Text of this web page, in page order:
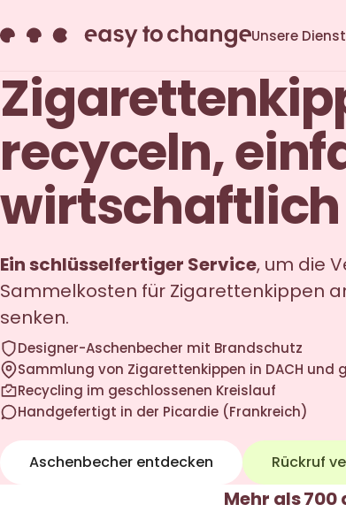
Unsere
recyceln,
wirtschaftlich
Ein schlüsselfertiger Service, um die
Sammelkosten für Zigarettenkippen
senken.
Designer-Aschenbecher mit Brandschutz
Sammlung von Zigarettenkippen in DACH und
Recycling im geschlossenen Kreislauf
Handgefertigt in der Picardie (Frankreich)
Aschenbecher entdecken Rückruf
Mehr als